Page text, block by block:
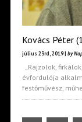
Kovács Péter
július 23rd, 2019 | by
„Rajzolok,
évfordulója
festőművész,